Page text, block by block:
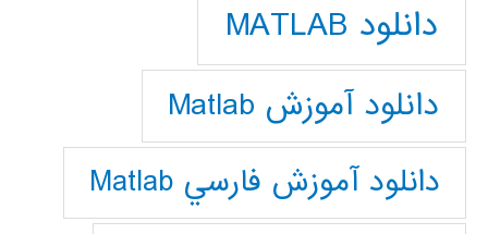
دانلود MATLAB
دانلود آموزش Matlab
دانلود آموزش فارسي Matlab